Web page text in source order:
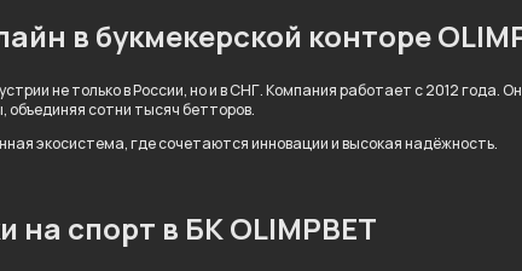
в букмекерской конторе
не только в России, но и в СНГ. Компания работает с 2012 года.
объединяя сотни тысяч бетторов.
экосистема, где сочетаются инновации и высокая надёжность.
на спорт в БК OLIMPBET